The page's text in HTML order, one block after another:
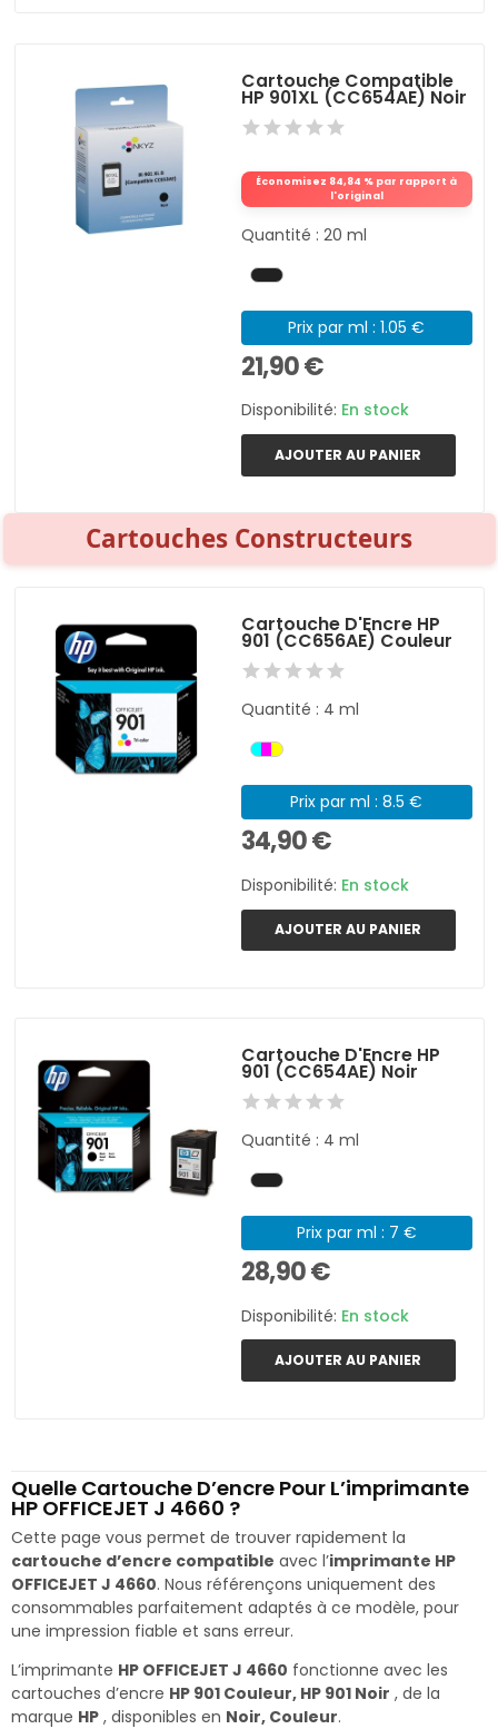
Cartouche Compatible
HP 901XL (CC654AE) Noir
Économisez 84,84 % par rapport à
l'original
Quantité : 20 ml
Prix par ml : 1.05 €
21,90 €
Disponibilité: En stock
AJOUTER AU PANIER
Cartouches Constructeurs
Cartouche D'Encre HP
901 (CC656AE) Couleur
Quantité : 4 ml
Prix par ml : 8.5 €
34,90 €
Disponibilité: En stock
AJOUTER AU PANIER
Cartouche D'Encre HP
901 (CC654AE) Noir
Quantité : 4 ml
Prix par ml : 7 €
28,90 €
Disponibilité: En stock
AJOUTER AU PANIER
Quelle Cartouche D’encre Pour L’imprimante
HP OFFICEJET J 4660 ?
Cette page vous permet de trouver rapidement la
cartouche d’encre compatible avec l’imprimante HP
OFFICEJET J 4660. Nous référençons uniquement des
consommables parfaitement adaptés à ce modèle, pour
une impression fiable et sans erreur.
L’imprimante HP OFFICEJET J 4660 fonctionne avec les
cartouches d’encre HP 901 Couleur, HP 901 Noir , de la
marque HP , disponibles en Noir, Couleur.